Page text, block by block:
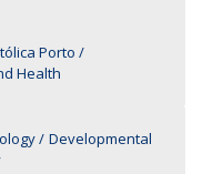
Porto
Health
Developmental